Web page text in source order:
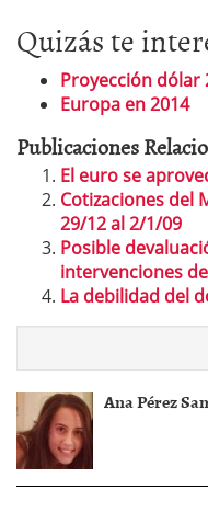
Quizás te
Proyección dólar
Europa en 2014
Publicaciones
El euro se
Cotizaciones del
29/12 al 2/1/09
Posible
intervenciones
La debilidad del
Ana Pérez